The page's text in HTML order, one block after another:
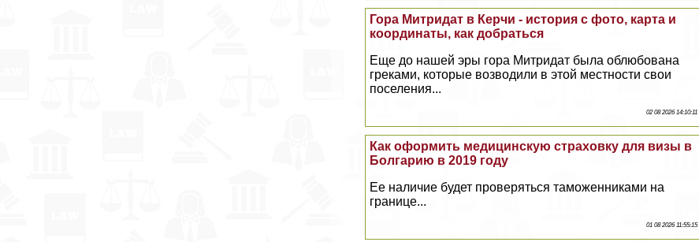
Гора Митридат в Керчи - история с фото, карта и
координаты, как добраться
Еще до нашей эры гора Митридат была облюбована
греками, которые возводили в этой местности свои
поселения...
02 08 2026 14:10:11
Как оформить медицинскую страховку для визы в
Болгарию в 2019 году
Ее наличие будет проверяться таможенниками на
границе...
01 08 2026 11:55:15